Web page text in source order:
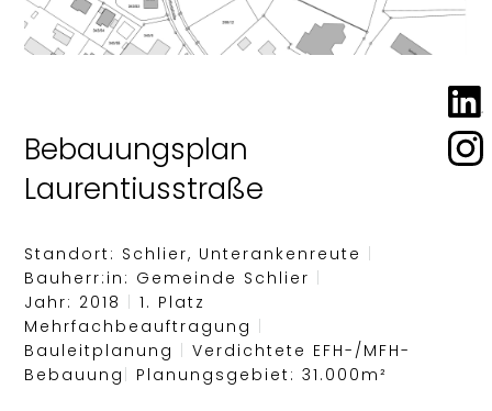
Bebauungsplan
Laurentiusstraße
Standort: Schlier, Unterankenreute |
Bauherr:in: Gemeinde Schlier |
Jahr: 2018 | 1. Platz
Mehrfachbeauftragung |
Bauleitplanung | Verdichtete EFH-/MFH-
Bebauung | Planungsgebiet: 31.000m²